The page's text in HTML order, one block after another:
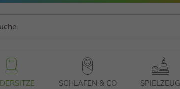
SCHLAFEN & CO SPIELZEUG